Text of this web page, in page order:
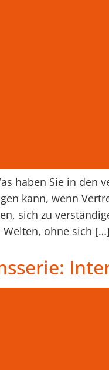
haben Sie in den
kann, wenn
sich zu
Welten, ohne sich […]